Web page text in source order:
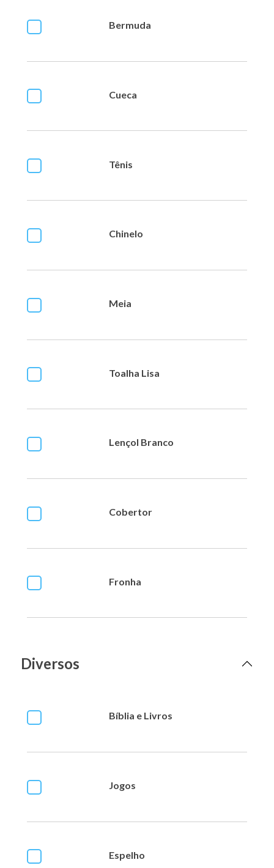
Bermuda
Cueca
Tênis
Chinelo
Meia
Toalha Lisa
Lençol Branco
Cobertor
Fronha
Diversos
Bíblia e Livros
Jogos
Espelho